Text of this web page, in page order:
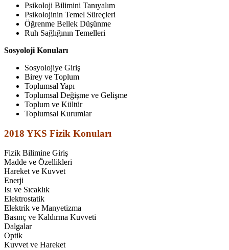
Psikoloji Bilimini Tanıyalım
Psikolojinin Temel Süreçleri
Öğrenme Bellek Düşünme
Ruh Sağlığının Temelleri
Sosyoloji Konuları
Sosyolojiye Giriş
Birey ve Toplum
Toplumsal Yapı
Toplumsal Değişme ve Gelişme
Toplum ve Kültür
Toplumsal Kurumlar
2018 YKS Fizik Konuları
Fizik Bilimine Giriş
Madde ve Özellikleri
Hareket ve Kuvvet
Enerji
Isı ve Sıcaklık
Elektrostatik
Elektrik ve Manyetizma
Basınç ve Kaldırma Kuvveti
Dalgalar
Optik
Kuvvet ve Hareket